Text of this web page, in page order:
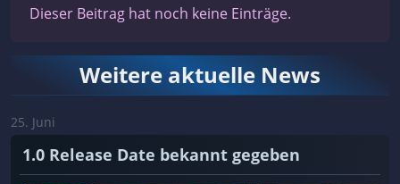
Dieser Beitrag hat noch keine Einträge.
Weitere aktuelle News
25. Juni
1.0 Release Date bekannt gegeben